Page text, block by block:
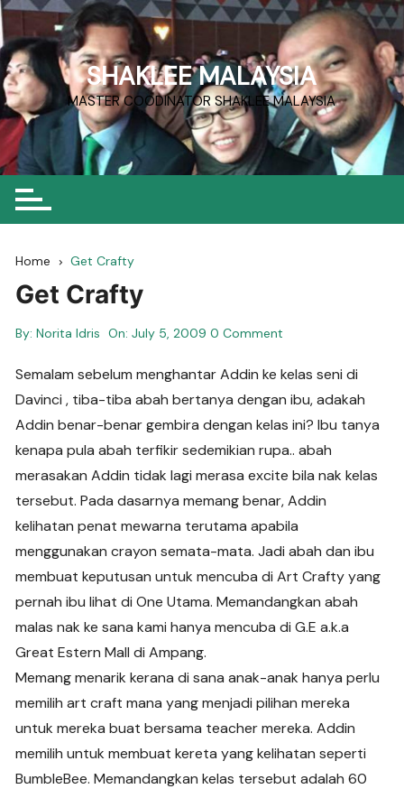
Skip
to
content
SHAKLEE MALAYSIA
MASTER COODINATOR SHAKLEE MALAYSIA
Home Get Crafty
Get Crafty
By: Norita Idris On:July 5, 2009 0 Comment
Semalam sebelum menghantar Addin ke kelas seni di
Davinci , tiba-tiba abah bertanya dengan ibu, adakah
Addin benar-benar gembira dengan kelas ini? Ibu tanya
kenapa pula abah terfikir sedemikian rupa.. abah
merasakan Addin tidak lagi merasa excite bila nak kelas
tersebut. Pada dasarnya memang benar, Addin
kelihatan penat mewarna terutama apabila
menggunakan crayon semata-mata. Jadi abah dan ibu
membuat keputusan untuk mencuba di Art Crafty yang
pernah ibu lihat di One Utama. Memandangkan abah
malas nak ke sana kami hanya mencuba di G.E a.k.a
Great Estern Mall di Ampang.
Memang menarik kerana di sana anak-anak hanya perlu
memilih art craft mana yang menjadi pilihan mereka
untuk mereka buat bersama teacher mereka. Addin
memilih untuk membuat kereta yang kelihatan seperti
BumbleBee. Memandangkan kelas tersebut adalah 60